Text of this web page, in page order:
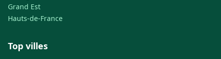
Grand Est
Hauts-de-France
Top villes